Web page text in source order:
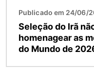
Publicado em 24/06/
Seleção do Irã
homenagear as
do Mundo de